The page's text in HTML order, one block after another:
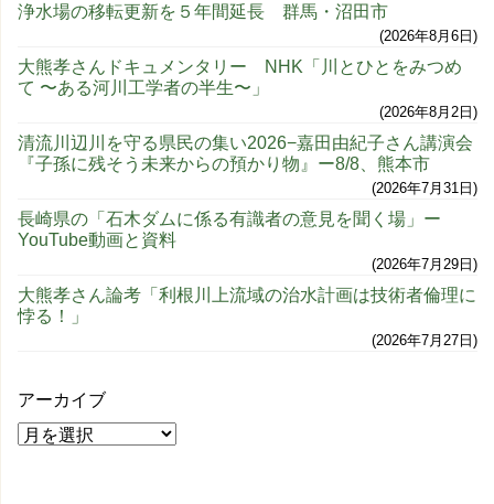
浄水場の移転更新を５年間延長 群馬・沼田市
2026年8月6日
大熊孝さんドキュメンタリー NHK「川とひとをみつめ
て 〜ある河川工学者の半生〜」
2026年8月2日
清流川辺川を守る県民の集い2026−嘉田由紀子さん講演会
『子孫に残そう未来からの預かり物』ー8/8、熊本市
2026年7月31日
長崎県の「石木ダムに係る有識者の意見を聞く場」ー
YouTube動画と資料
2026年7月29日
大熊孝さん論考「利根川上流域の治水計画は技術者倫理に
悖る！」
2026年7月27日
アーカイブ